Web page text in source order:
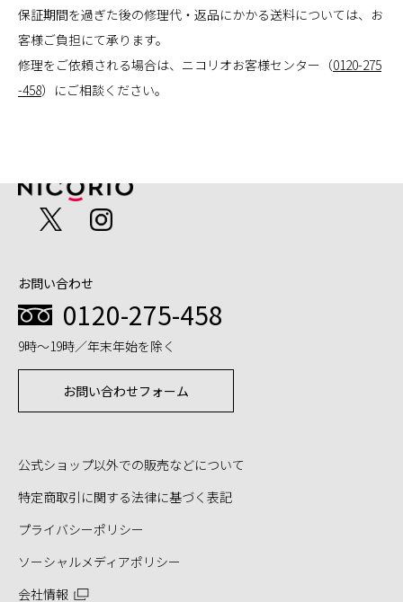
保証期間を過ぎた後の修理代・返品にかかる送料については、お
客様ご負担にて承ります。
修理をご依頼される場合は、ニコリオお客様センター（0120-275
-458）にご相談ください。
お問い合わせ
0120-275-458
9時～19時／年末年始を除く
お問い合わせフォーム
公式ショップ以外での販売などについて
特定商取引に関する法律に基づく表記
プライバシーポリシー
ソーシャルメディアポリシー
会社情報